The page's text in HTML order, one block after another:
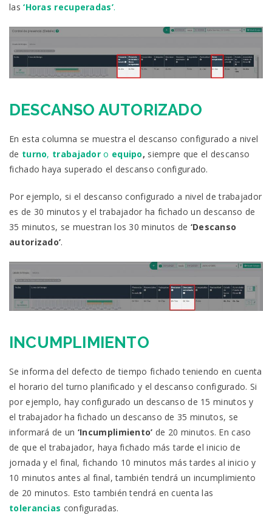
las‘Horas recuperadas’.
DESCANSO AUTORIZADO
En esta columna se muestra el descanso configurado a nivel
de turno, trabajador o equipo, siempre que el descanso
fichado haya superado el descanso configurado.
Por ejemplo, si el descanso configurado a nivel de trabajador
es de 30 minutos y el trabajador ha fichado un descanso de
35 minutos, se muestran los 30 minutos de ‘Descanso
autorizado’.
INCUMPLIMIENTO
Se informa del defecto de tiempo fichado teniendo en cuenta
el horario del turno planificado y el descanso configurado. Si
por ejemplo, hay configurado un descanso de 15 minutos y
el trabajador ha fichado un descanso de 35 minutos, se
informará de un ‘Incumplimiento’ de 20 minutos. En caso
de que el trabajador, haya fichado más tarde el inicio de
jornada y el final, fichando 10 minutos más tardes al inicio y
10 minutos antes al final, también tendrá un incumplimiento
de 20 minutos. Esto también tendrá en cuenta las
tolerancias configuradas.